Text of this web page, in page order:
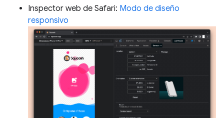
Inspector web de Safari: Modo de diseño
responsivo